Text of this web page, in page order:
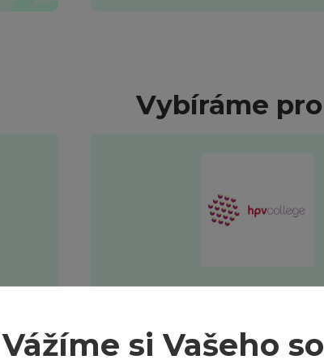
Vybíráme
Edukační platforma
Vážíme si Vašeho